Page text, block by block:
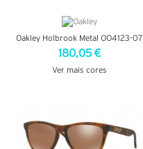
Oakley Holbrook Metal OO4123-07
180,05 €
Ver mais cores